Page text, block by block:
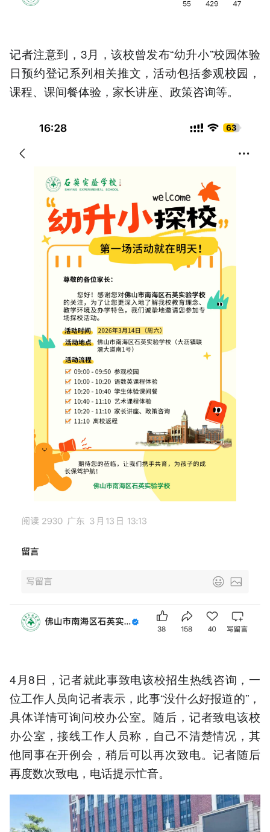
记者注意到，3月，该校曾发布“幼升小”校园体验
日预约登记系列相关推文，活动包括参观校园，
课程、课间餐体验，家长讲座、政策咨询等。
4月8日，记者就此事致电该校招生热线咨询，一
位工作人员向记者表示，此事“没什么好报道的”，
具体详情可询问校办公室。随后，记者致电该校
办公室，接线工作人员称，自己不清楚情况，其
他同事在开例会，稍后可以再次致电。记者随后
再度数次致电，电话提示忙音。